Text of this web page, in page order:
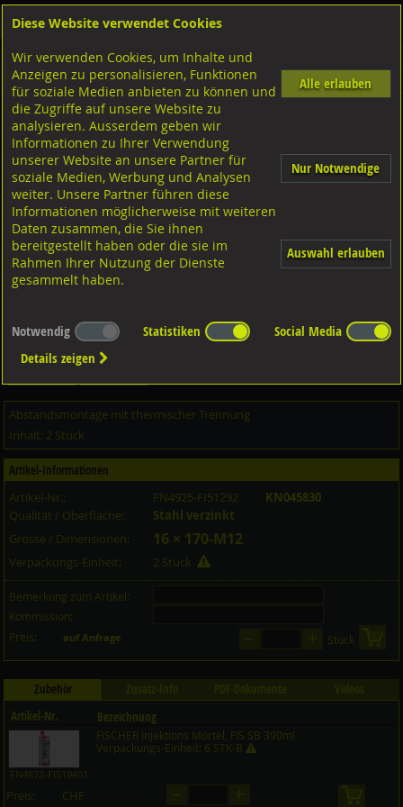
Shop Dübeltechnik Fischer Thermax Dübel
Diverse Ausführungen
Thermax 12 und 16
Stahl verzinkt
FISCHER Thermax 16, Stahl verzinkt 16x170-M12
Abstandsmontage mit thermischer Trennung
Inhalt: 2 Stück
Artikel-Informationen
Artikel-Nr.:
FN4925-FI51292
KN045830
Qualität / Oberfläche:
Stahl verzinkt
Grösse / Dimensionen:
16 × 170-M12
Verpackungs-Einheit: 2 Stück
Bemerkung zum Artikel:
Kommission:
Preis:
auf Anfrage Stück
Zubehör
Artikel-Nr.
Bezeichnung
Preis CHF
Menge
FN4872-FI519451
FISCHER Injektions Mörtel, FIS SB 390ml
Verpackungs-Einheit: 6 STK-B
Preis: CHF
Diese Website verwendet Cookies
Wir verwenden Cookies, um Inhalte und
Anzeigen zu personalisieren, Funktionen
für soziale Medien anbieten zu können und
die Zugriffe auf unsere Website zu
analysieren. Ausserdem geben wir
Informationen zu Ihrer Verwendung
unserer Website an unsere Partner für
soziale Medien, Werbung und Analysen
weiter. Unsere Partner führen diese
Informationen möglicherweise mit weiteren
Daten zusammen, die Sie ihnen
bereitgestellt haben oder die sie im
Rahmen Ihrer Nutzung der Dienste
gesammelt haben.
Alle erlauben
Nur Notwendige
Auswahl erlauben
Notwendig Statistiken
Social Media
Details zeigen